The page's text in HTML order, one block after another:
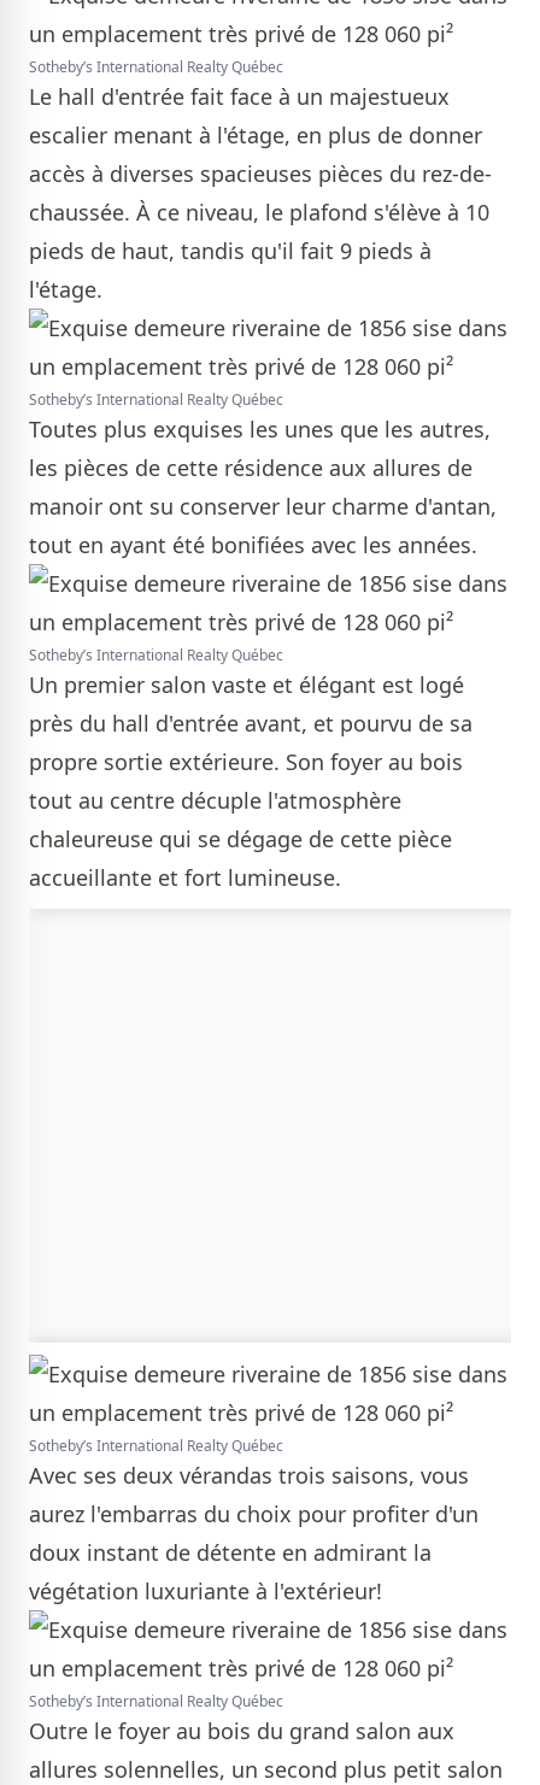
Sotheby’s International Realty Québec
Le hall d'entrée fait face à un majestueux
escalier menant à l'étage, en plus de donner
accès à diverses spacieuses pièces du rez-de-
chaussée. À ce niveau, le plafond s'élève à 10
pieds de haut, tandis qu'il fait 9 pieds à
l'étage.
Sotheby’s International Realty Québec
Toutes plus exquises les unes que les autres,
les pièces de cette résidence aux allures de
manoir ont su conserver leur charme d'antan,
tout en ayant été bonifiées avec les années.
Sotheby’s International Realty Québec
Un premier salon vaste et élégant est logé
près du hall d'entrée avant, et pourvu de sa
propre sortie extérieure. Son foyer au bois
tout au centre décuple l'atmosphère
chaleureuse qui se dégage de cette pièce
accueillante et fort lumineuse.
Sotheby’s International Realty Québec
Avec ses deux vérandas trois saisons, vous
aurez l'embarras du choix pour profiter d'un
doux instant de détente en admirant la
végétation luxuriante à l'extérieur!
Sotheby’s International Realty Québec
Outre le foyer au bois du grand salon aux
allures solennelles, un second plus petit salon